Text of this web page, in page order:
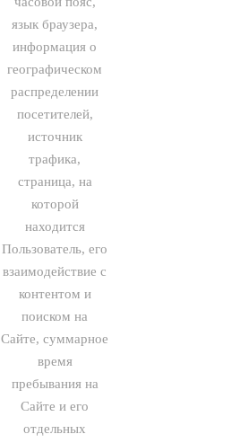
язык браузера,
информация о
географическом
распределении
посетителей,
источник
трафика,
страница, на
которой
находится
Пользователь, его
взаимодействие с
контентом и
поиском на
Сайте, суммарное
время
пребывания на
Сайте и его
отдельных